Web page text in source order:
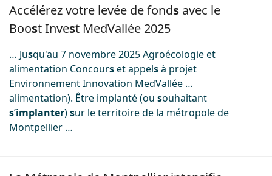
Image
Accélérez votre levée de fonds avec le
Boost Invest MedVallée 2025
… Jusqu'au 7 novembre 2025 Agroécologie et
alimentation Concourset appelsà projet
Environnement Innovation MedVallée …
alimentation). Être implanté (ou souhaitant
s’implanter)sur le territoire de la métropole de
Montpellier …